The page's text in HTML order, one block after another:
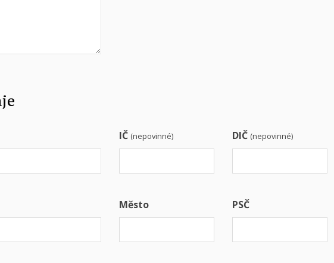
IČ (nepovinné) DIČ (nepovinné)
Město PSČ